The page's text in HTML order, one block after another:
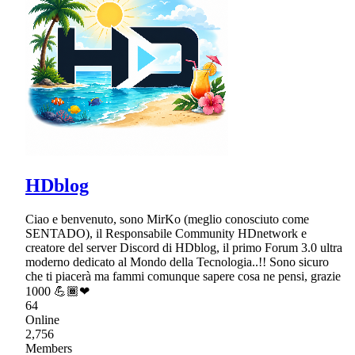
HDblog
Ciao e benvenuto, sono MirKo (meglio conosciuto come
SENTADO), il Responsabile Community HDnetwork e
creatore del server Discord di HDblog, il primo Forum 3.0 ultra
moderno dedicato al Mondo della Tecnologia..!! Sono sicuro
che ti piacerà ma fammi comunque sapere cosa ne pensi, grazie
1000 💪🏾❤
64
Online
2,756
Members